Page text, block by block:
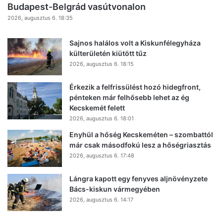
Budapest-Belgrád vasútvonalon
2026, augusztus 6. 18:35
Sajnos halálos volt a Kiskunfélegyháza
külterületén kiütött tűz
2026, augusztus 6. 18:15
Érkezik a felfrissülést hozó hidegfront,
pénteken már felhősebb lehet az ég
Kecskemét felett
2026, augusztus 6. 18:01
Enyhül a hőség Kecskeméten – szombattól
már csak másodfokú lesz a hőségriasztás
2026, augusztus 6. 17:48
Lángra kapott egy fenyves aljnövényzete
Bács-kiskun vármegyében
2026, augusztus 6. 14:17